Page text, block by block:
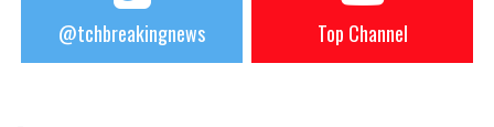
@tchbreakingnews Top Channel